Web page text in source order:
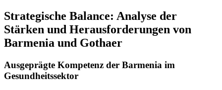
Strategische Balance: Analyse der
Stärken und Herausforderungen von
Barmenia und Gothaer
Ausgeprägte Kompetenz der Barmenia im
Gesundheitssektor